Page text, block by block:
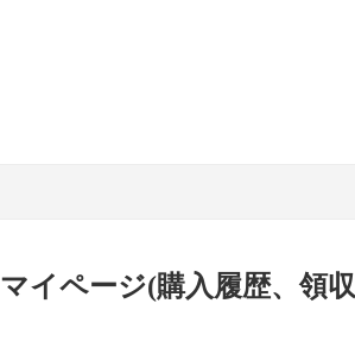
マイページ(購入履歴、領